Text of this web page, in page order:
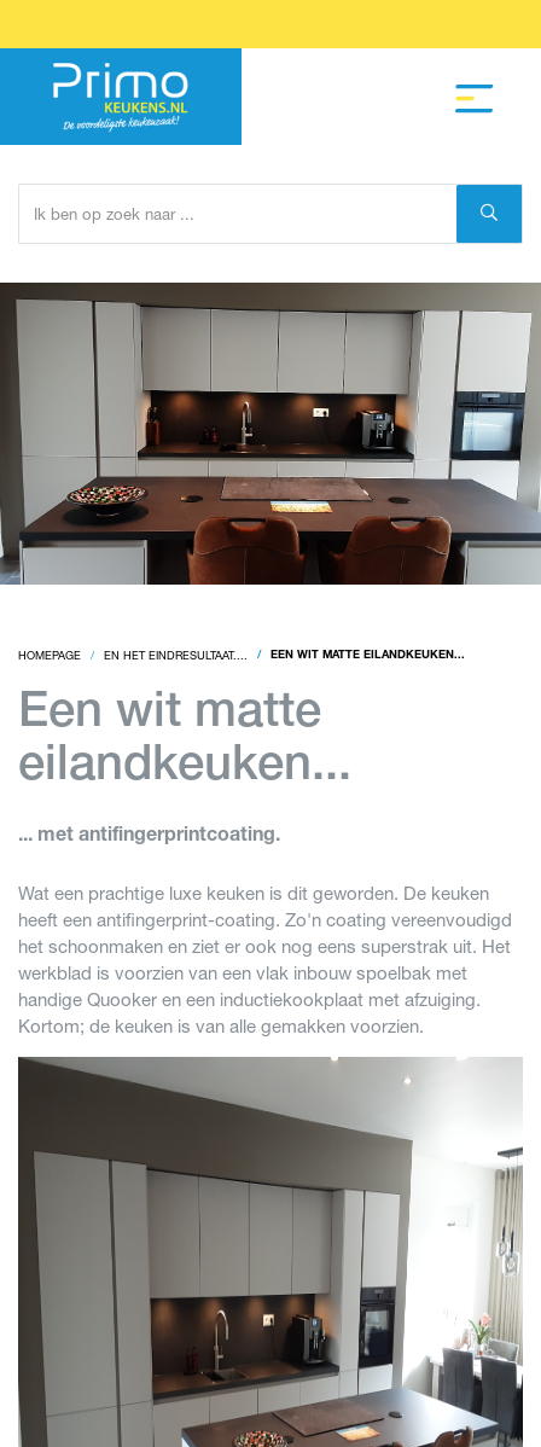
HOMEPAGE EN HET EINDRESULTAAT.... EEN WIT MATTE EILANDKEUKEN...
Een wit matte
eilandkeuken...
... met antifingerprintcoating.
Wat een prachtige luxe keuken is dit geworden. De keuken
heeft een antifingerprint-coating. Zo'n coating vereenvoudigd
het schoonmaken en ziet er ook nog eens superstrak uit. Het
werkblad is voorzien van een vlak inbouw spoelbak met
handige Quooker en een inductiekookplaat met afzuiging.
Kortom; de keuken is van alle gemakken voorzien.